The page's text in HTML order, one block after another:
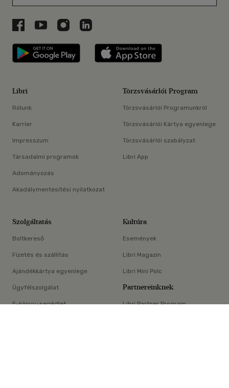
×
Libri a Facebookon
Libri a Youtube-on
Libri az Instagramon
Libri a LinkedInen
Libri applikáció Szerezd meg: Google
Libri
Rólunk
Karrier
Impresszum
Társadalmi programok
Adományozás
Akadálymentesítési nyilatkozat
Törzsvásárlói Program
Törzsvásárlói Programunkról
Törzsvásárlói Kártya egyenlege
Törzsvásárlói szabályzat
Libri App
Szolgáltatás
Boltkereső
Fizetés és szállítás
Ajándékkártya egyenlege
Ügyfélszolgálat
E-könyv-segédlet
Kultúra
Események
Libri Magazin
Libri Mini Polc
Partnereinknek
Libri Partner Program